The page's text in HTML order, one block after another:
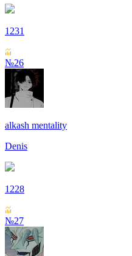
1231
№26
alkash mentality
Denis
1228
№27